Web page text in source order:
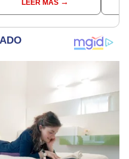
Oscar 2024LEER MÁS